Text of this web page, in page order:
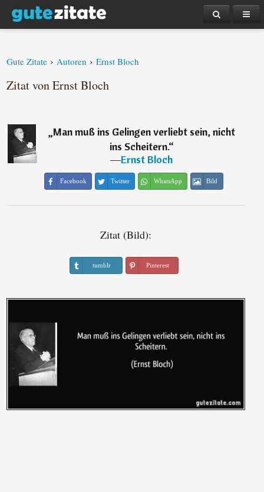
Gute Zitate › Autoren › Ernst Bloch
Zitat von Ernst Bloch
„Man muß ins Gelingen verliebt sein, nicht
ins Scheitern.“
―Ernst Bloch
Facebook Twitter WhatsApp Bild
Zitat (Bild):
tumblr Pinterest